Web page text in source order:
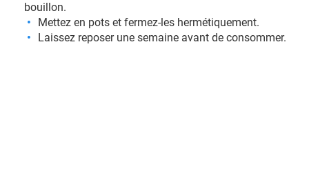
bouillon.
Mettez en pots et fermez-les hermétiquement.
Laissez reposer une semaine avant de consommer.